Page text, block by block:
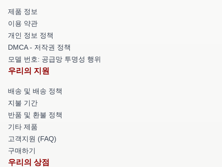
제품 정보
이용 약관
개인 정보 정책
DMCA - 저작권 정책
모델 번호: 공급망 투명성 행위
우리의 지원
배송 및 배송 정책
지불 기간
반품 및 환불 정책
기타 제품
고객지원 (FAQ)
구매하기
우리의 상점